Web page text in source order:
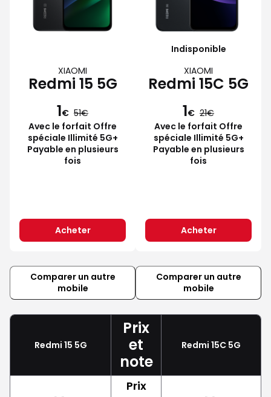
XIAOMI
Redmi 15 5G
1€ 51
Avec le forfait Offre
spéciale Illimité 5G+
Payable en plusieurs
fois
Acheter
Indisponible
XIAOMI
Redmi 15C 5G
1€ 21
Avec le forfait Offre
spéciale Illimité 5G+
Payable en plusieurs
fois
Acheter
Comparer un autre
mobile
Comparer un autre
mobile
Redmi 15 5G
Prix
et
note
Redmi 15C 5G
Prix